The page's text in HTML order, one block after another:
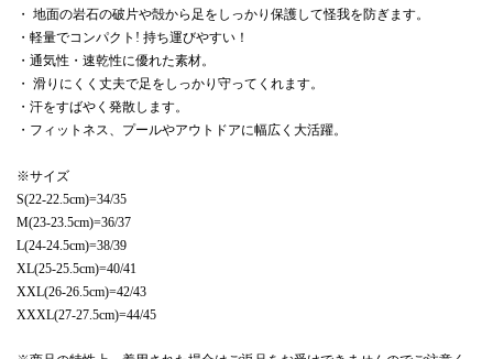
・ 地面の岩石の破片や殻から足をしっかり保護して怪我を防ぎます。
・軽量でコンパクト! 持ち運びやすい！
・通気性・速乾性に優れた素材。
・ 滑りにくく丈夫で足をしっかり守ってくれます。
・汗をすばやく発散します。
・フィットネス、プールやアウトドアに幅広く大活躍。
※サイズ
S(22-22.5cm)=34/35
M(23-23.5cm)=36/37
L(24-24.5cm)=38/39
XL(25-25.5cm)=40/41
XXL(26-26.5cm)=42/43
XXXL(27-27.5cm)=44/45